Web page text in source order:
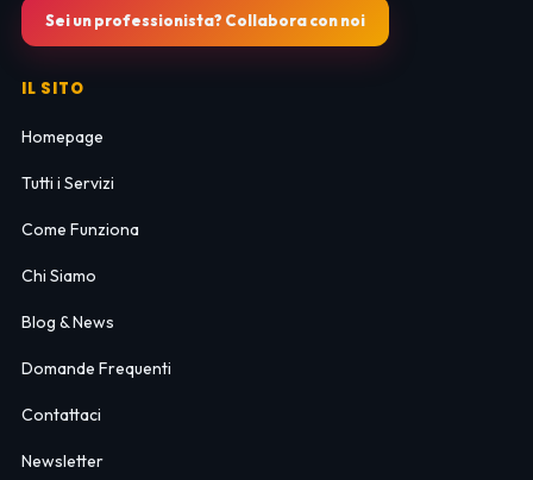
Sei un professionista? Collabora con noi
IL SITO
Homepage
Tutti i Servizi
Come Funziona
Chi Siamo
Blog & News
Domande Frequenti
Contattaci
Newsletter